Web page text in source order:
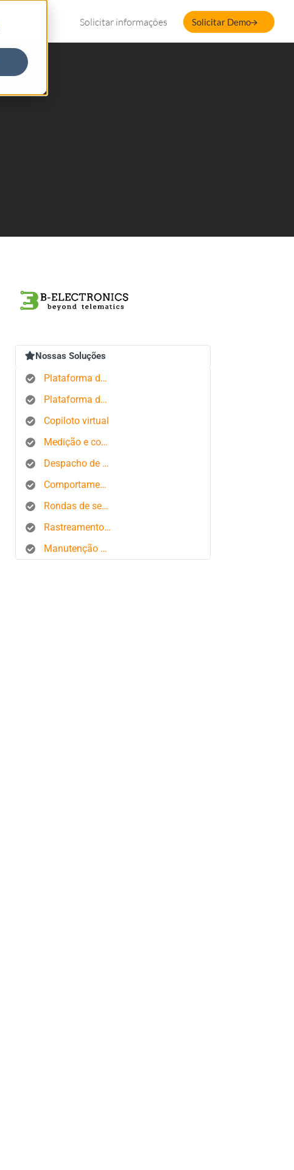
Solicitar informações Solicitar Demo
Nossas Soluções
Plataforma de rastreamento GPS
Plataforma de gerenciamento de pedidos
Copiloto virtual
Medição e controle de estados produtivos
Despacho de ônibus
Comportamento do motorista
Rondas de segurança
Rastreamento de smartphone
Manutenção de frota